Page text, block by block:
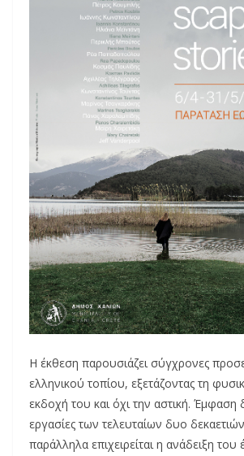
Η έκθεση παρουσιάζει σύγχρονες
ελληνικού τοπίου, εξετάζοντας τη
εκδοχή του και όχι την αστική. Έμφαση
εργασίες των τελευταίων δυο
παράλληλα επιχειρείται η ανάδειξη του